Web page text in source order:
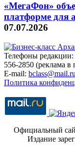
«МегаФон»
платформе для
07.07.2026
Телефоны редакции:
556-2850 (реклама в
E-mail: bclass@mail.ru
Политика
Официальный
Издание